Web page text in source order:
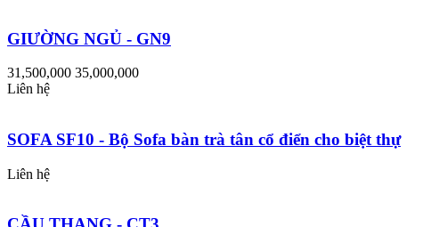
GIƯỜNG NGỦ - GN9
31,500,000 35,000,000
Liên hệ
SOFA SF10 - Bộ Sofa bàn trà tân cổ điển cho biệt thự
Liên hệ